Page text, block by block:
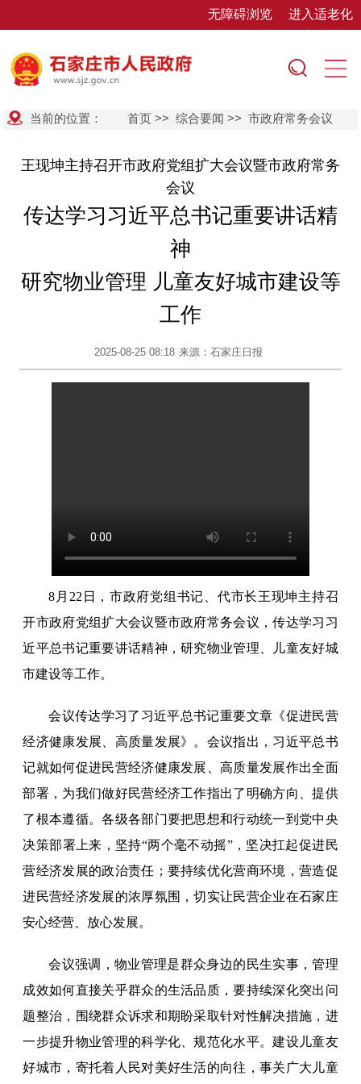
无障碍浏览 进入适老化
当前的位置： 首页 >>综合要闻 >>市政府常务会议
王现坤主持召开市政府党组扩大会议暨市政府常务
会议
传达学习习近平总书记重要讲话精
神
研究物业管理 儿童友好城市建设等
工作
2025-08-25 08:18 来源：石家庄日报
8月22日，市政府党组书记、代市长王现坤主持召
开市政府党组扩大会议暨市政府常务会议，传达学习习
近平总书记重要讲话精神，研究物业管理、儿童友好城
市建设等工作。
会议传达学习了习近平总书记重要文章《促进民营
经济健康发展、高质量发展》。会议指出，习近平总书
记就如何促进民营经济健康发展、高质量发展作出全面
部署，为我们做好民营经济工作指出了明确方向、提供
了根本遵循。各级各部门要把思想和行动统一到党中央
决策部署上来，坚持“两个毫不动摇”，坚决扛起促进民
营经济发展的政治责任；要持续优化营商环境，营造促
进民营经济发展的浓厚氛围，切实让民营企业在石家庄
安心经营、放心发展。
会议强调，物业管理是群众身边的民生实事，管理
成效如何直接关乎群众的生活品质，要持续深化突出问
题整治，围绕群众诉求和期盼采取针对性解决措施，进
一步提升物业管理的科学化、规范化水平。建设儿童友
好城市，寄托着人民对美好生活的向往，事关广大儿童